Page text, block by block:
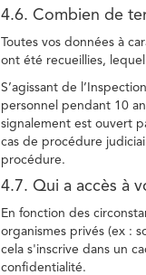
4.6. Combien de
Toutes vos données à
ont été recueillies,
S’agissant de
personnel pendant 10
signalement est ouvert
cas de procédure
procédure.
4.7. Qui a accès à
En fonction des
organismes privés (ex :
cela s'inscrive dans un
confidentialité.